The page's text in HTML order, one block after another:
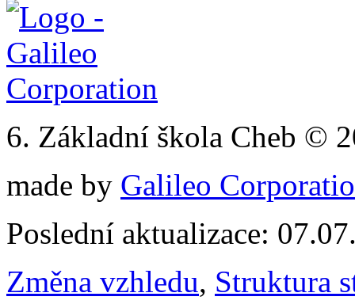
6. Základní škola Cheb ©
made by Galileo
Poslední aktualizace:
Změna vzhledu, Struktura